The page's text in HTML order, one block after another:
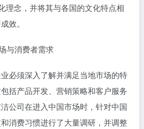
理念，并将其与各国的文化特点相
效。
与消费者需求
必须深入了解并满足当地市场的特
括产品开发、营销策略和客户服务
公司在进入中国市场时，针对中国
消费习惯进行了大量调研，并调整